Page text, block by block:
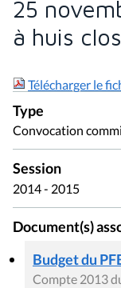
25
à huis clos
Télécharger le
Type
Convocation
Session
2014 - 2015
Document(s)
Budget du
Compte 2013